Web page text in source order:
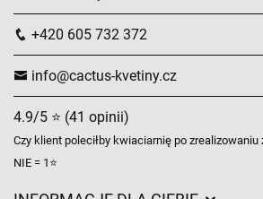
+420 605 732 372
info@cactus-kvetiny.cz
4.9/5 ⭐ (41 opinii)
Czy klient poleciłby kwiaciarnię po zrealizowaniu
NIE = 1⭐